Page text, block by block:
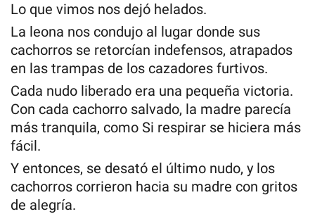
Lo que vimos nos dejó helados.
La leona nos condujo al lugar donde sus
cachorros se retorcían indefensos, atrapados
en las trampas de los cazadores furtivos.
Cada nudo liberado era una pequeña victoria.
Con cada cachorro salvado, la madre parecía
más tranquila, como Si respirar se hiciera más
fácil.
Y entonces, se desató el último nudo, y los
cachorros corrieron hacia su madre con gritos
de alegría.